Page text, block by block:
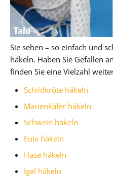
Sie sehen – so einfach und
häkeln. Haben Sie Gefallen
finden Sie eine Vielzahl
Schildkröte häkeln
Marienkäfer häkeln
Schwein häkeln
Eule häkeln
Hase häkeln
Igel häkeln